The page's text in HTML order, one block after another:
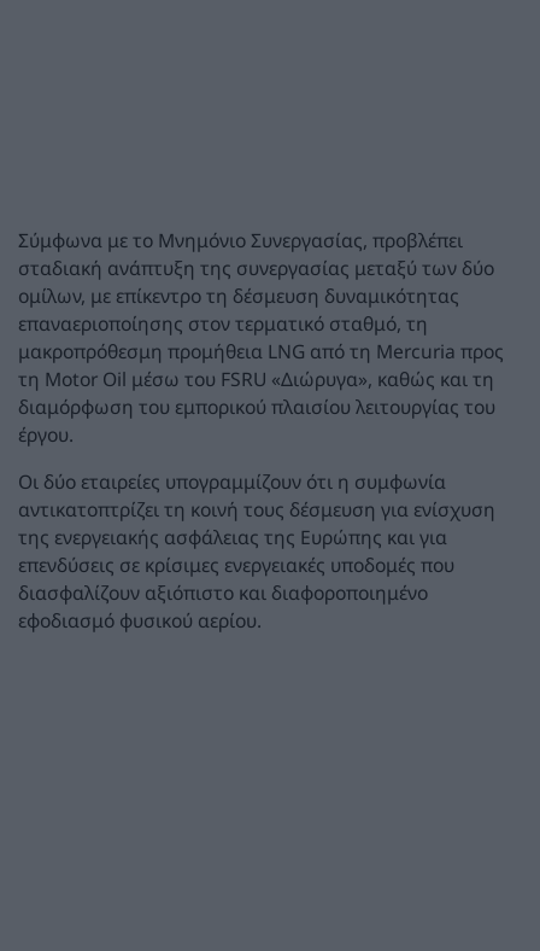
Σύμφωνα με το Μνημόνιο Συνεργασίας, προβλέπει
σταδιακή ανάπτυξη της συνεργασίας μεταξύ των δύο
ομίλων, με επίκεντρο τη δέσμευση δυναμικότητας
επαναεριοποίησης στον τερματικό σταθμό, τη
μακροπρόθεσμη προμήθεια LNG από τη Mercuria προς
τη Motor Oil μέσω του FSRU «Διώρυγα», καθώς και τη
διαμόρφωση του εμπορικού πλαισίου λειτουργίας του
έργου.
Οι δύο εταιρείες υπογραμμίζουν ότι η συμφωνία
αντικατοπτρίζει τη κοινή τους δέσμευση για ενίσχυση
της ενεργειακής ασφάλειας της Ευρώπης και για
επενδύσεις σε κρίσιμες ενεργειακές υποδομές που
διασφαλίζουν αξιόπιστο και διαφοροποιημένο
εφοδιασμό φυσικού αερίου.